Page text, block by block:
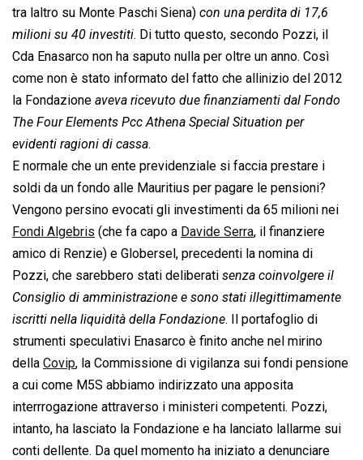
tra laltro su Monte Paschi Siena)  con una perdita di 17,6
milioni su 40 investiti. Di tutto questo, secondo Pozzi, il
Cda Enasarco non ha saputo nulla per oltre un anno. Così
come non è stato informato del fatto che allinizio del 2012
la Fondazione  aveva ricevuto due finanziamenti dal Fondo
The Four Elements Pcc Athena Special Situation per
evidenti ragioni di cassa.
E normale che un ente previdenziale si faccia prestare i
soldi da un fondo alle Mauritius per pagare le pensioni?
Vengono persino evocati gli investimenti da 65 milioni nei
Fondi Algebris (che fa capo a Davide Serra, il finanziere
amico di Renzie) e Globersel, precedenti la nomina di
Pozzi, che sarebbero stati deliberati  senza coinvolgere il
Consiglio di amministrazione e sono stati illegittimamente
iscritti nella liquidità della Fondazione. Il portafoglio di
strumenti speculativi Enasarco è finito anche nel mirino
della Covip, la Commissione di vigilanza sui fondi pensione
a cui come M5S abbiamo indirizzato una apposita
interrrogazione attraverso i ministeri competenti. Pozzi,
intanto, ha lasciato la Fondazione e ha lanciato lallarme sui
conti dellente. Da quel momento ha iniziato a denunciare